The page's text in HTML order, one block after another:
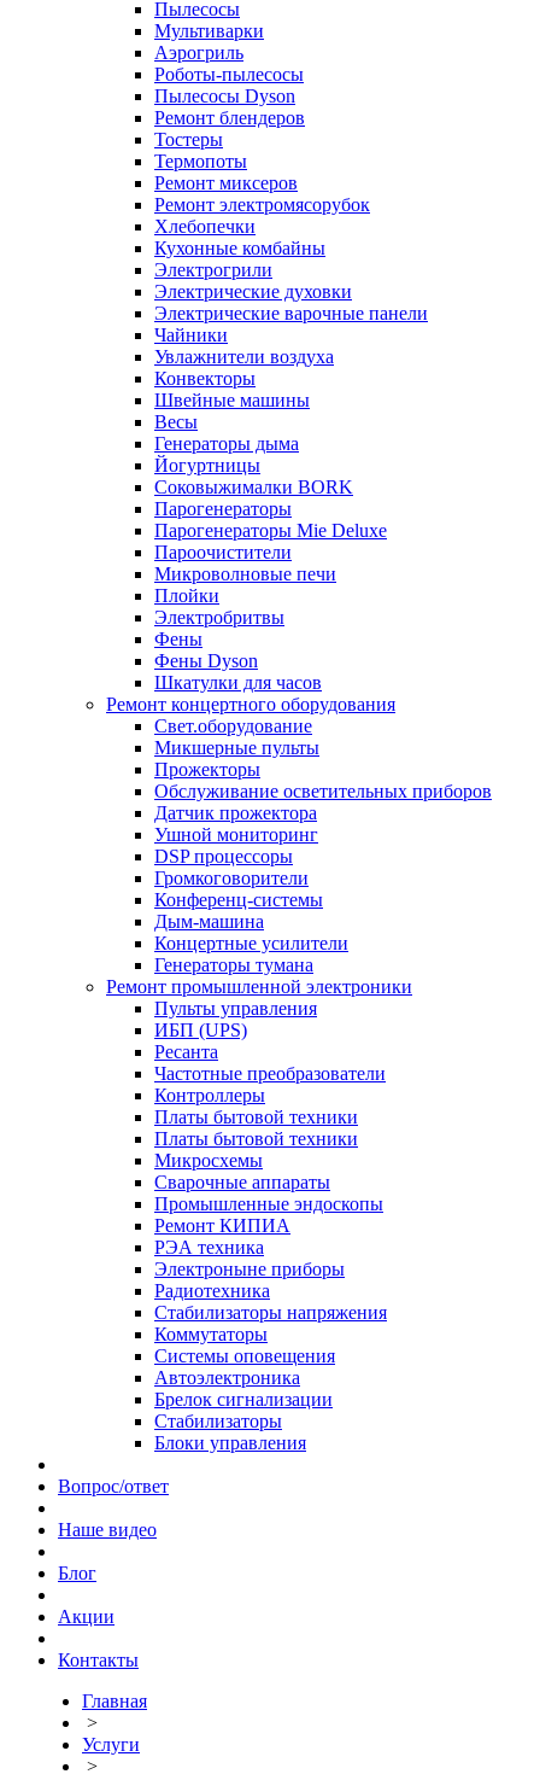
Пылесосы
Мультиварки
Аэрогриль
Роботы-пылесосы
Пылесосы Dyson
Ремонт блендеров
Тостеры
Термопоты
Ремонт миксеров
Ремонт электромясорубок
Хлебопечки
Кухонные комбайны
Электрогрили
Электрические духовки
Электрические варочные панели
Чайники
Увлажнители воздуха
Конвекторы
Швейные машины
Весы
Генераторы дыма
Йогуртницы
Соковыжималки BORK
Парогенераторы
Парогенераторы Mie Deluxe
Пароочистители
Микроволновые печи
Плойки
Электробритвы
Фены
Фены Dyson
Шкатулки для часов
Ремонт концертного оборудования
Свет.оборудование
Микшерные пульты
Прожекторы
Обслуживание осветительных приборов
Датчик прожектора
Ушной мониторинг
DSP процессоры
Громкоговорители
Конференц-системы
Дым-машина
Концертные усилители
Генераторы тумана
Ремонт промышленной электроники
Пульты управления
ИБП (UPS)
Ресанта
Частотные преобразователи
Контроллеры
Платы бытовой техники
Платы бытовой техники
Микросхемы
Сварочные аппараты
Промышленные эндоскопы
Ремонт КИПИА
РЭА техника
Электроныне приборы
Радиотехника
Стабилизаторы напряжения
Коммутаторы
Системы оповещения
Автоэлектроника
Брелок сигнализации
Стабилизаторы
Блоки управления
Вопрос/ответ
Наше видео
Блог
Акции
Контакты
Главная
>
Услуги
>